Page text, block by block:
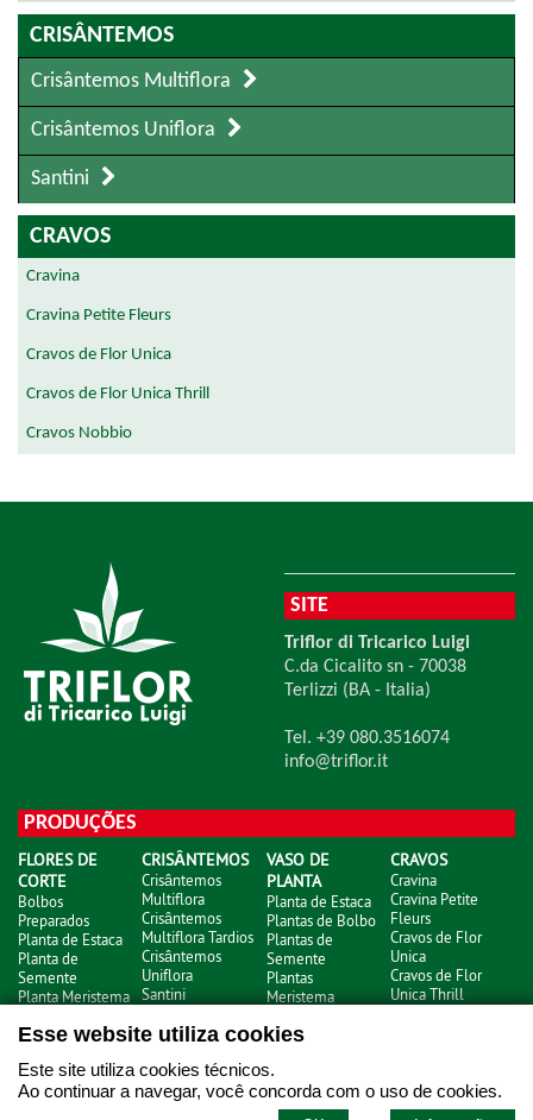
Esse website utiliza cookies
Este site utiliza cookies técnicos.
Ao continuar a navegar, você concorda com o uso de cookies.
CRISÂNTEMOS
Crisântemos Multiflora
Crisântemos Uniflora
Santini
CRAVOS
Cravina
Cravina Petite Fleurs
Cravos de Flor Unica
Cravos de Flor Unica Thrill
Cravos Nobbio
SITE
Triflor di Tricarico Luigi
C.da Cicalito sn - 70038
Terlizzi (BA - Italia)
Tel. +39 080.3516074
info@triflor.it
PRODUÇÕES
FLORES DE
CORTE
Bolbos
Preparados
Planta de Estaca
Planta de
Semente
Planta Meristema
CRISÂNTEMOS
Crisântemos
Multiflora
Crisântemos
Multiflora Tardios
Crisântemos
Uniflora
Santini
VASO DE
PLANTA
Planta de Estaca
Plantas de Bolbo
Plantas de
Semente
Plantas
Meristema
CRAVOS
Cravina
Cravina Petite
Fleurs
Cravos de Flor
Unica
Cravos de Flor
Unica Thrill
html
- © Copyright 2026